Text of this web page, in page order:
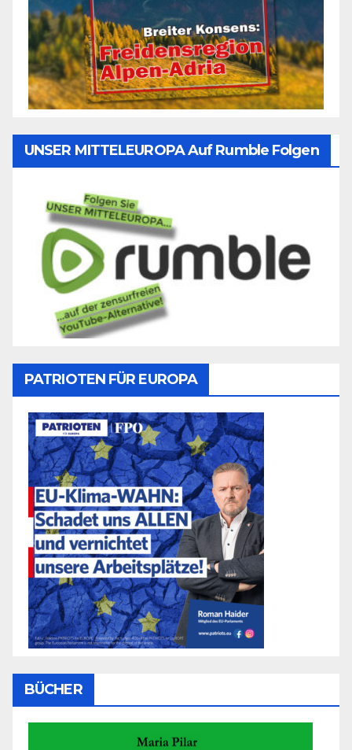
UNSER MITTELEUROPA Auf Rumble Folgen
PATRIOTEN FÜR EUROPA
BÜCHER